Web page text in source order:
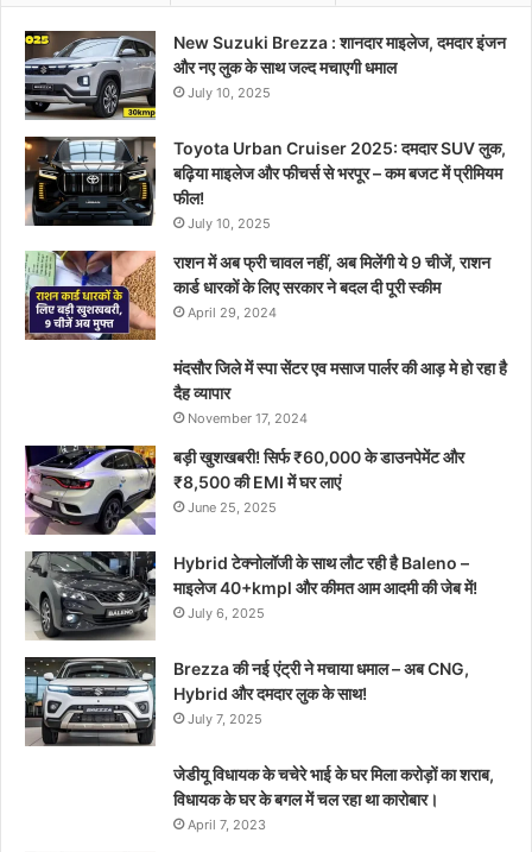
New Suzuki Brezza : शानदार माइलेज, दमदार इंजन
और नए लुक के साथ जल्द मचाएगी धमाल
July 10, 2025
Toyota Urban Cruiser 2025: दमदार SUV लुक,
बढ़िया माइलेज और फीचर्स से भरपूर – कम बजट में प्रीमियम
फील!
July 10, 2025
राशन में अब फ्री चावल नहीं, अब मिलेंगी ये 9 चीजें, राशन
कार्ड धारकों के लिए सरकार ने बदल दी पूरी स्कीम
April 29, 2024
मंदसौर जिले में स्पा सेंटर एव मसाज पार्लर की आड़ मे हो रहा है
दैह व्यापार
November 17, 2024
बड़ी खुशखबरी! सिर्फ ₹60,000 के डाउनपेमेंट और
₹8,500 की EMI में घर लाएं
June 25, 2025
Hybrid टेक्नोलॉजी के साथ लौट रही है Baleno –
माइलेज 40+kmpl और कीमत आम आदमी की जेब में!
July 6, 2025
Brezza की नई एंट्री ने मचाया धमाल – अब CNG,
Hybrid और दमदार लुक के साथ!
July 7, 2025
जेडीयू विधायक के चचेरे भाई के घर मिला करोड़ों का शराब,
विधायक के घर के बगल में चल रहा था कारोबार।
April 7, 2023